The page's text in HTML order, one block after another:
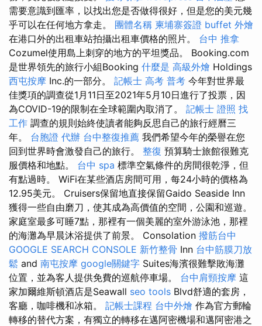
需要意識到匯率，以找出您是否做得很好，但是您的美元幾
乎可以在任何地方拿走。 團體名稱 柬埔寨簽證 buffet 外燴
在港口外的出租車站拍攝出租車價格的照片。 台中 推拿
Cozumel使用島上刺穿的地方的平坦獎品。 Booking.com
是世界領先的旅行小組Booking 什麼是 高級外燴 Holdings
西屯按摩 Inc.的一部分。 記帳士 高考 普考 今年對世界最
佳獎項的調查從1月11日至2021年5月10日進行了投票，因
為COVID-19的限制在全球範圍內取消了。 記帳士 證照 找
工作 調查的規則始終使讀者能夠反思自己的旅行經曆三
年。 台胞證 代辦 台中整復推薦 我們希望今年的榮譽在您
回到世界時會激發自己的旅行。 整復 預算騎士旅館很難克
服價格和地點。 台中 spa 標準空氣條件的房間很乾淨，但
有點過時。 WiFi在某些酒店房間可用，每24小時的價格為
12.95美元。 Cruisers保留地直接保留Gaido Seaside Inn
獲得一些自由磨刀，使其成為高價值的空間，公園和巡遊。
家庭室最多可睡7點，那裡有一個美麗的室外游泳池，那裡
的海灘為早晨沐浴提供了前景。 Consolation 撥筋台中
GOOGLE SEARCH CONSOLE 新竹整骨 Inn 台中筋膜刀放
鬆 and 南屯按摩 google關鍵字 Suites海濱很難擊敗海灘
位置，並為客人提供免費的巡航停車場。 台中肩頸按摩 這
家加爾維斯頓酒店是Seawall seo tools Blvd舒適的套房，
客廳，咖啡機和冰箱。 記帳士課程 台中外燴 作為官方郵輪
轉移的替代方案，有獨立的轉移在邁阿密機場和邁阿密港之